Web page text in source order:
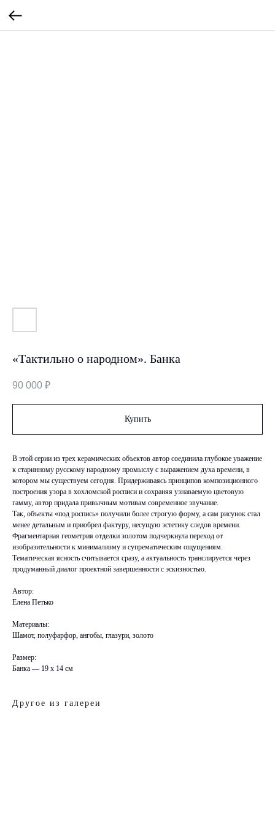
«Тактильно о народном». Банка
90 000 ₽
Купить
В этой серии из трех керамических объектов автор соединила глубокое уважение
к старинному русскому народному промыслу с выражением духа времени, в
котором мы существуем сегодня. Придерживаясь принципов композиционного
построения узора в хохломской росписи и сохраняя узнаваемую цветовую
гамму, автор придала привычным мотивам современное звучание.
Так, объекты «под роспись» получили более строгую форму, а сам рисунок стал
менее детальным и приобрел фактуру, несущую эстетику следов времени.
Фрагментарная геометрия отделки золотом подчеркнула переход от
изобразительности к минимализму и супрематическим ощущениям.
Тематическая ясность считывается сразу, а актуальность транслируется через
продуманный диалог проектной завершенности с эскизностью.
Автор:
Елена Петько
Материалы:
Шамот, полуфарфор, ангобы, глазури, золото
Размер:
Банка — 19 х 14 см
Другое из галереи